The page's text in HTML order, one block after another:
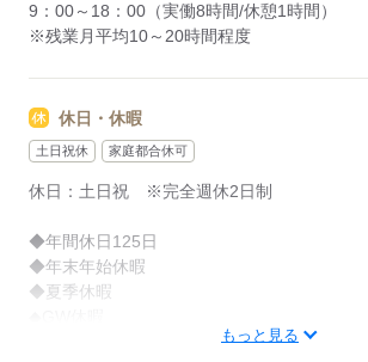
応募する
9：00～18：00（実働8時間/休憩1時間）
※残業月平均10～20時間程度
休日・休暇
土日祝休 家庭都合休可
休日：土日祝 ※完全週休2日制
◆年間休日125日
◆年末年始休暇
◆夏季休暇
もっと見る